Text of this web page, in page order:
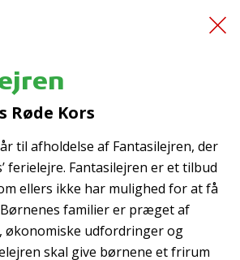
i Husum
nord
Røde Kors
til afholdelse af Fantasilejren, der
ferielejre. Fantasilejren er et tilbud
ellers ikke har mulighed for at få
familier er præget af
økonomiske udfordringer og
skal give børnene et frirum